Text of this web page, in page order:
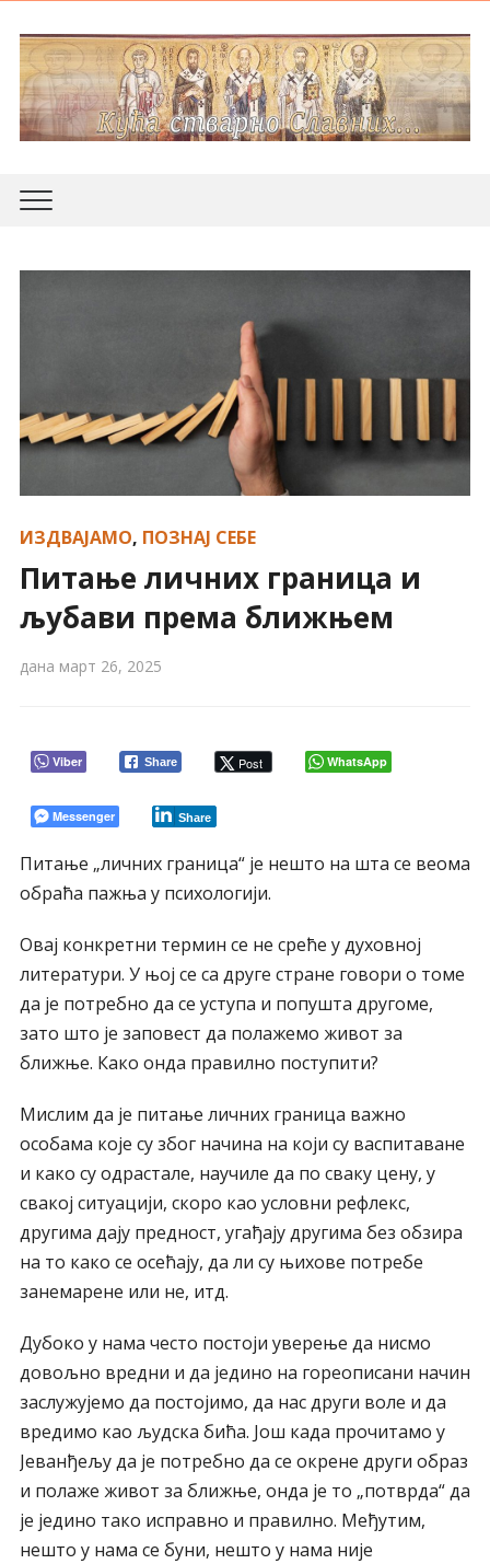
ИЗДВАЈАМО, ПОЗНАЈ СЕБЕ
Питање личних граница и
љубави према ближњем
дана март 26, 2025
Viber Share Post WhatsApp
Messenger Share
Питање „личних граница“ је нешто на шта се веома
обраћа пажња у психологији.
Овај конкретни термин се не среће у духовној
литератури. У њој се са друге стране говори о томе
да је потребно да се уступа и попушта другоме,
зато што је заповест да полажемо живот за
ближње. Како онда правилно поступити?
Мислим да је питање личних граница важно
особама које су због начина на који су васпитаване
и како су одрастале, научиле да по сваку цену, у
свакој ситуацији, скоро као условни рефлекс,
другима дају предност, угађају другима без обзира
на то како се осећају, да ли су њихове потребе
занемарене или не, итд.
Дубоко у нама често постоји уверење да нисмо
довољно вредни и да једино на гореописани начин
заслужујемо да постојимо, да нас други воле и да
вредимо као људска бића. Још када прочитамо у
Јеванђељу да је потребно да се окрене други образ
и полаже живот за ближње, онда је то „потврда“ да
је једино тако исправно и правилно. Међутим,
нешто у нама се буни, нешто у нама није